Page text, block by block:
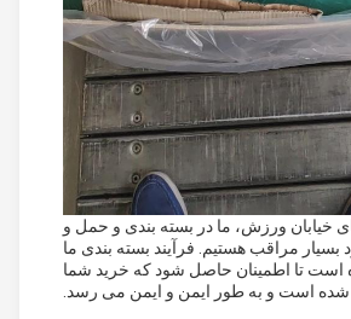
ورزش، ما در بسته بندی و حمل و
مراقب هستیم. فرآیند بسته بندی ما
اطمینان حاصل شود که خرید شما
و به طور ایمن و ایمن می رسد.